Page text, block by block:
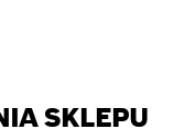
SKLEPU